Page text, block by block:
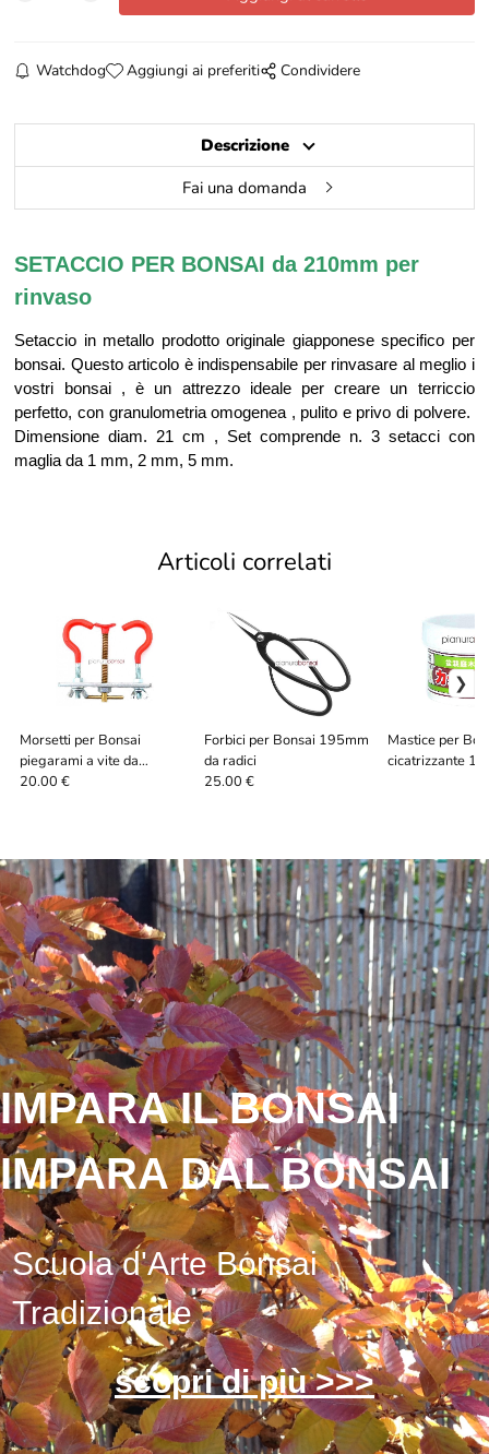
Watchdog Aggiungi ai preferiti Condividere
Descrizione
Fai una domanda
SETACCIO PER BONSAI da 210mm per
rinvaso
Setaccio in metallo prodotto originale giapponese specifico per
bonsai. Questo articolo è indispensabile per rinvasare al meglio i
vostri bonsai , è un attrezzo ideale per creare un terriccio
perfetto, con granulometria omogenea , pulito e privo di polvere.
Dimensione diam. 21 cm , Set comprende n. 3 setacci con
maglia da 1 mm, 2 mm, 5 mm.
Articoli correlati
Morsetti per Bonsai
piegarami a vite da
110x120mm
20.00 €
Forbici per Bonsai 195mm
da radici
25.00 €
Mastice per
cicatrizzante
IMPARA IL BONSAI
IMPARA DAL BONSAI
Scuola d'Arte Bonsai
Tradizionale
scopri di più >>>